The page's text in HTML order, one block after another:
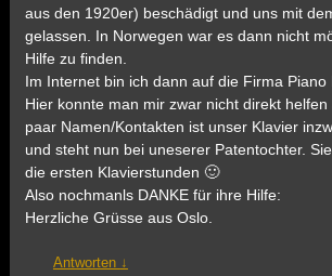
aus den 1920er) beschädigt und uns mit
gelassen. In Norwegen war es dann nicht
Hilfe zu finden.
Im Internet bin ich dann auf die Firma Piano
Hier konnte man mir zwar nicht direkt
paar Namen/Kontakten ist unser Klavier
und steht nun bei uneserer Patentochter.
die ersten Klavierstunden 🙂
Also nochmanls DANKE für ihre Hilfe:
Herzliche Grüsse aus Oslo.
Antworten ↓